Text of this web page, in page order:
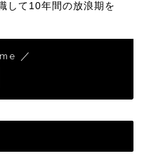
して10年間の放浪期を
／